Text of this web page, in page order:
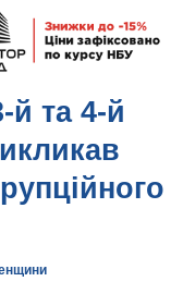
й та 4-й